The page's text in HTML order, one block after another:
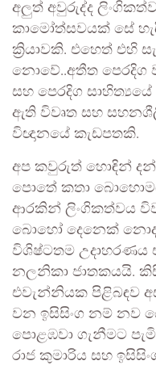
අලුත් අවුරුද්ද
කාමෝත්සවයක් සේ
ක්‍රියාවකි. එහෙත් එහි
නොවේ..අතීත පෙරදිග
සහ පෙරදිග
ඇති විවෘත සහ
විඥානයේ කැඩපතකි.
අප කවුරුත් හොඳින්
‍පොතේ කතා
ආරකින් ලිංගිකත්වය
බොහෝ දෙනෙක්
විශිෂ්ටතම
නලනිකා ජාතකයයි.
එවැන්නියක පිළිබඳව
වන ඉසිසිංග නම් නව
පොළඹවා ගැනීමට
රාජ කුමාරිය සහ